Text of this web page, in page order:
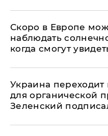
Скоро в Европе
наблюдать
когда смогут
Украина переходит
для органической
Зеленский